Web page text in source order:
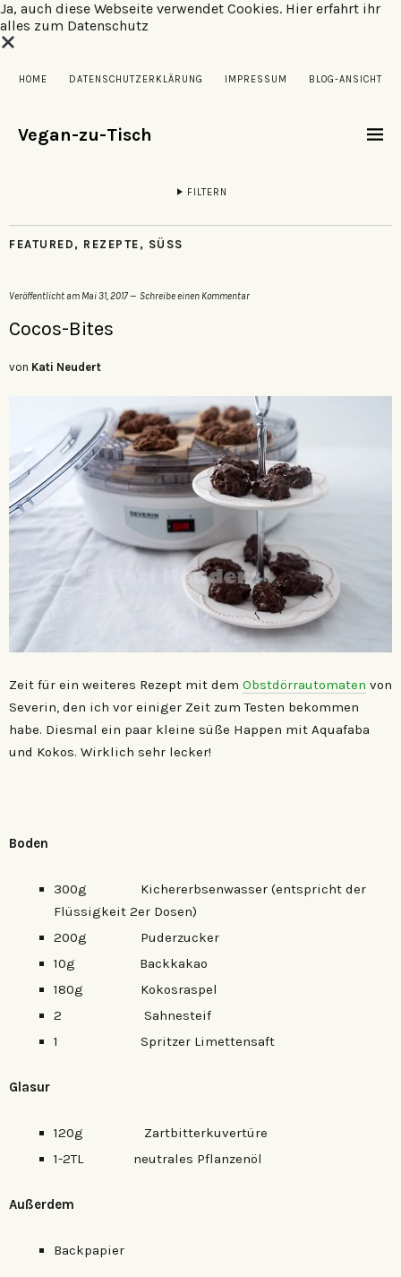
Ja, auch diese Webseite verwendet Cookies. Hier erfahrt ihr
alles zum Datenschutz
HOME DATENSCHUTZERKLÄRUNG IMPRESSUM BLOG-ANSICHT
Vegan-zu-Tisch
FILTERN
FEATURED , REZEPTE , SÜSS
Veröffentlicht am Mai 31, 2017 Schreibe einen Kommentar
Cocos-Bites
von Kati Neudert
Zeit für ein weiteres Rezept mit dem Obstdörrautomaten von
Severin, den ich vor einiger Zeit zum Testen bekommen
habe. Diesmal ein paar kleine süße Happen mit Aquafaba
und Kokos. Wirklich sehr lecker!
Boden
300g Kichererbsenwasser (entspricht der
Flüssigkeit 2er Dosen)
200g Puderzucker
10g Backkakao
180g Kokosraspel
2 Sahnesteif
1 Spritzer Limettensaft
Glasur
120g Zartbitterkuvertüre
1-2TL neutrales Pflanzenöl
Außerdem
Backpapier